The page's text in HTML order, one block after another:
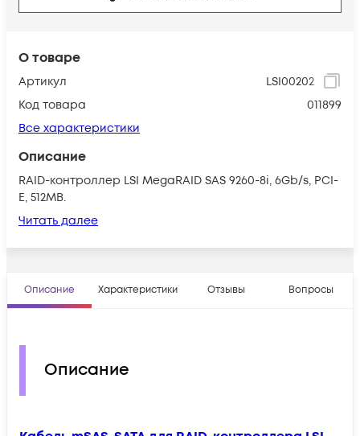
О товаре
Артикул
LSI00202
Код товара
011899
Все характеристики
Описание
RAID-контроллер LSI MegaRAID SAS 9260-8i, 6Gb/s, PCI-
E, 512MB.
Читать далее
Описание Характеристики Отзывы Вопросы
Описание